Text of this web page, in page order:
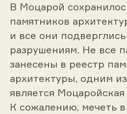
В Моцарой
памятников
и все они
разрушениям. Не все
занесены в реестр
архитектуры, одним
является Моцаройская
К сожалению, мечеть